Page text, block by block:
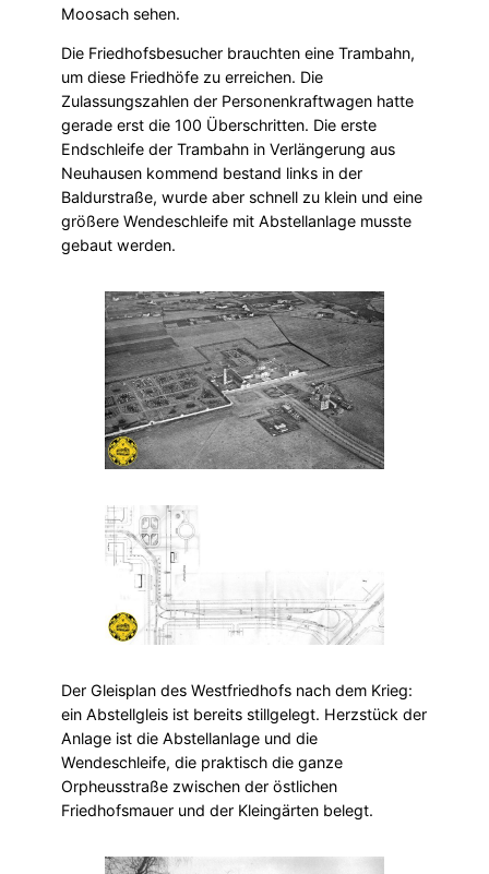
Moosach sehen.
Die Friedhofsbesucher brauchten eine Trambahn,
um diese Friedhöfe zu erreichen. Die
Zulassungszahlen der Personenkraftwagen hatte
gerade erst die 100 Überschritten. Die erste
Endschleife der Trambahn in Verlängerung aus
Neuhausen kommend bestand links in der
Baldurstraße, wurde aber schnell zu klein und eine
größere Wendeschleife mit Abstellanlage musste
gebaut werden.
Der Gleisplan des Westfriedhofs nach dem Krieg:
ein Abstellgleis ist bereits stillgelegt. Herzstück der
Anlage ist die Abstellanlage und die
Wendeschleife, die praktisch die ganze
Orpheusstraße zwischen der östlichen
Friedhofsmauer und der Kleingärten belegt.